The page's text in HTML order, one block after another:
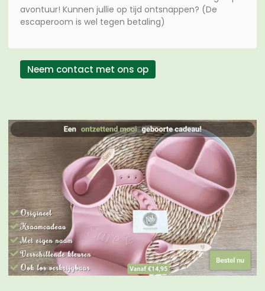
avontuur! Kunnen jullie op tijd ontsnappen? (De
escaperoom is wel tegen betaling)
Neem contact met ons op